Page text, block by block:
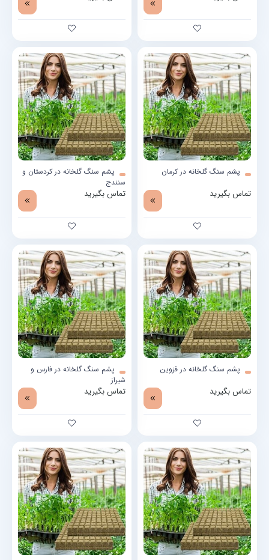
پشم سنگ گلخانه در کرمان
تماس بگیرید
پشم سنگ گلخانه در کردستان و
سنندج
تماس بگیرید
پشم سنگ گلخانه در قزوین
تماس بگیرید
پشم سنگ گلخانه در فارس و
شیراز
تماس بگیرید